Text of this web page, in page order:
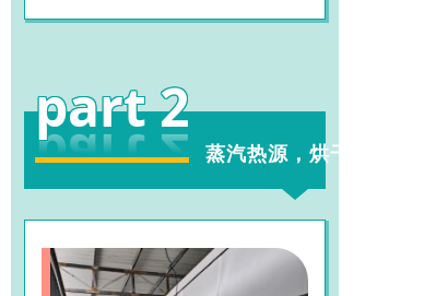
part 2
蒸汽热源，烘干品质好